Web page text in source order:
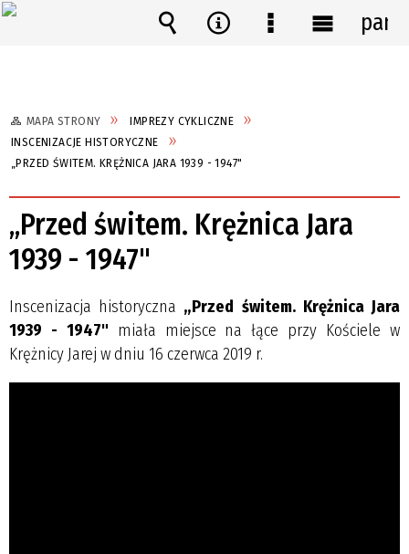
MAPA STRONY
IMPREZY CYKLICZNE
INSCENIZACJE HISTORYCZNE
„PRZED ŚWITEM. KRĘŻNICA JARA 1939 - 1947"
„Przed świtem. Krężnica Jara
1939 - 1947"
Inscenizacja historyczna „Przed świtem. Krężnica Jara
1939 - 1947" miała miejsce na łące przy Kościele w
Krężnicy Jarej w dniu 16 czerwca 2019 r.